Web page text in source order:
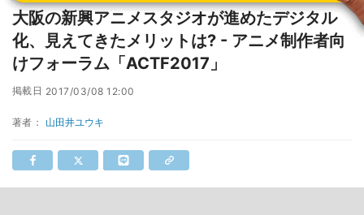
大阪の新興アニメスタジオが進めたデジタル
化、見えてきたメリットは? - アニメ制作者向
けフォーラム「ACTF2017」
掲載日 2017/03/08 12:00
著者： 山田井ユウキ